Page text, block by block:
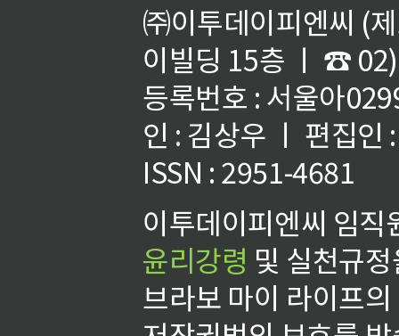
㈜이투데이피엔씨 (
이빌딩 15층 ㅣ ☎
등록번호 : 서울아
인 : 김상우 ㅣ 편집인
ISSN : 2951-4681
이투데이피엔씨 임
윤리강령 및 실천규
브라보 마이 라이프